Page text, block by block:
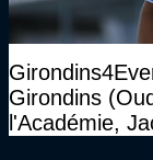
Girondins
l'Académie,